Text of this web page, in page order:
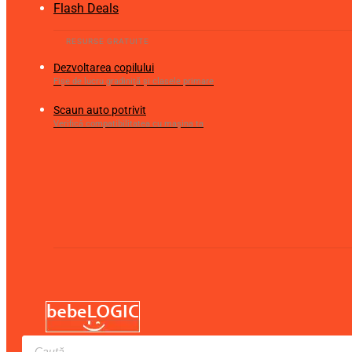
Flash Deals
Dezvoltarea copilului
Fișe de lucru gradiniță și clasele primare
Scaun auto potrivit
Verifică compatibilitatea cu mașina ta
Products